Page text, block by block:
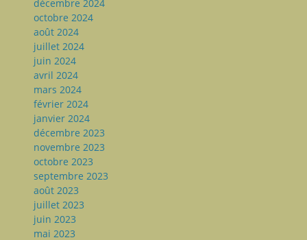
décembre 2024
octobre 2024
août 2024
juillet 2024
juin 2024
avril 2024
mars 2024
février 2024
janvier 2024
décembre 2023
novembre 2023
octobre 2023
septembre 2023
août 2023
juillet 2023
juin 2023
mai 2023